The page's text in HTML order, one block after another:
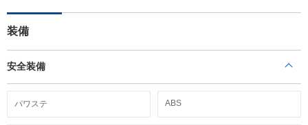
装備
安全装備
パワステ ABS